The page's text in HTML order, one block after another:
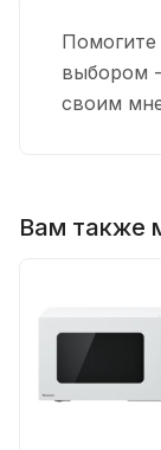
Помогите
выбором
своим
Вам также